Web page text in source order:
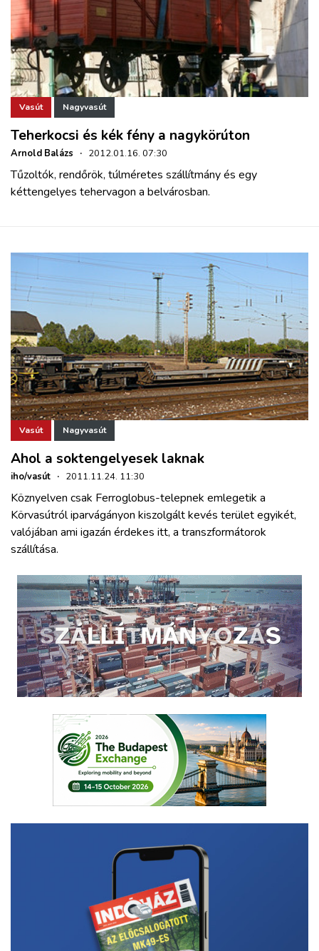
Vasút Nagyvasút
Teherkocsi és kék fény a nagykörúton
Arnold Balázs · 2012.01.16. 07:30
Tűzoltók, rendőrök, túlméretes szállítmány és egy
kéttengelyes tehervagon a belvárosban.
Vasút Nagyvasút
Ahol a soktengelyesek laknak
iho/vasút · 2011.11.24. 11:30
Köznyelven csak Ferroglobus-telepnek emlegetik a
Körvasútról iparvágányon kiszolgált kevés terület egyikét,
valójában ami igazán érdekes itt, a transzformátorok
szállítása.